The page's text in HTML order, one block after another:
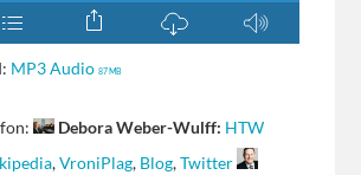
MP3 Audio 87 MB
Debora Weber-Wulff: HTW
,VroniPlag, Blog,Twitter